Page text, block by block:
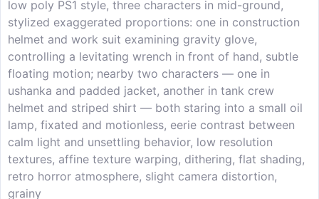
low poly PS1 style, three characters in mid-ground,
stylized exaggerated proportions: one in construction
helmet and work suit examining gravity glove,
controlling a levitating wrench in front of hand, subtle
floating motion; nearby two characters — one in
ushanka and padded jacket, another in tank crew
helmet and striped shirt — both staring into a small oil
lamp, fixated and motionless, eerie contrast between
calm light and unsettling behavior, low resolution
textures, affine texture warping, dithering, flat shading,
retro horror atmosphere, slight camera distortion,
grainy